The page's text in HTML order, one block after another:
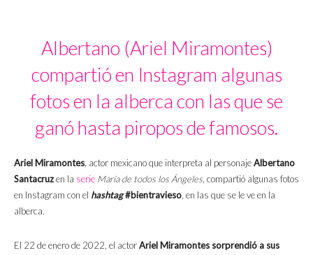
Albertano (Ariel Miramontes)
compartió en Instagram algunas
fotos en la alberca con las que se
ganó hasta piropos de famosos.
Ariel Miramontes, actor mexicano que interpreta al personajeAlbertano
Santacruzen la serie María de todos los Ángeles, compartió algunas fotos
en Instagram con el hashtag#bientravieso, en las que se le ve en la
alberca.
El 22 de enero de 2022, el actorAriel Miramontes sorprendió a sus